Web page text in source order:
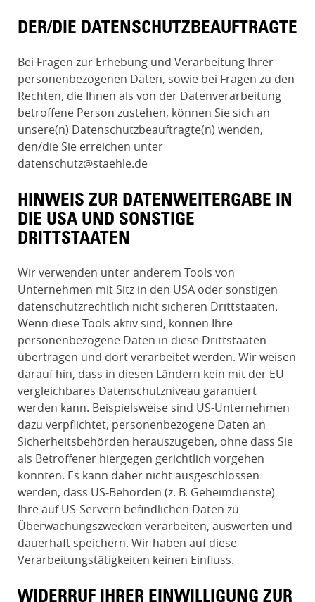
DER/DIE DATENSCHUTZ­BEAUFTRAGTE
Bei Fragen zur Erhebung und Verarbeitung Ihrer
personenbezogenen Daten, sowie bei Fragen zu den
Rechten, die Ihnen als von der Datenverarbeitung
betroffene Person zustehen, können Sie sich an
unsere(n) Datenschutzbeauftragte(n) wenden,
den/die Sie erreichen unter
datenschutz@staehle.de
HINWEIS ZUR DATENWEITERGABE IN
DIE USA UND SONSTIGE
DRITTSTAATEN
Wir verwenden unter anderem Tools von
Unternehmen mit Sitz in den USA oder sonstigen
datenschutzrechtlich nicht sicheren Drittstaaten.
Wenn diese Tools aktiv sind, können Ihre
personenbezogene Daten in diese Drittstaaten
übertragen und dort verarbeitet werden. Wir weisen
darauf hin, dass in diesen Ländern kein mit der EU
vergleichbares Datenschutzniveau garantiert
werden kann. Beispielsweise sind US-Unternehmen
dazu verpflichtet, personenbezogene Daten an
Sicherheitsbehörden herauszugeben, ohne dass Sie
als Betroffener hiergegen gerichtlich vorgehen
könnten. Es kann daher nicht ausgeschlossen
werden, dass US-Behörden (z. B. Geheimdienste)
Ihre auf US-Servern befindlichen Daten zu
Überwachungszwecken verarbeiten, auswerten und
dauerhaft speichern. Wir haben auf diese
Verarbeitungstätigkeiten keinen Einfluss.
WIDERRUF IHRER EINWILLIGUNG ZUR